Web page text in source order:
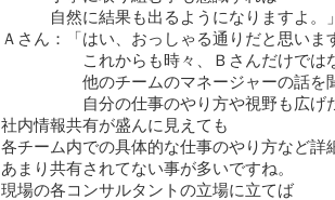
自然に結果も出るようになりますよ。
Ａさん：「はい、おっしゃる通りだと思いま
これからも時々、Ｂさんだけでは
他のチームのマネージャーの話を聞
自分の仕事のやり方や視野も広げた
社内情報共有が盛んに見えても
各チーム内での具体的な仕事のやり方など詳
あまり共有されてない事が多いですね。
現場の各コンサルタントの立場に立てば